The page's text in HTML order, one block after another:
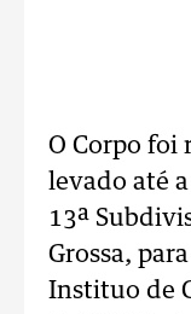
O Corpo foi
levado até
13ª
Grossa,
Instituo de